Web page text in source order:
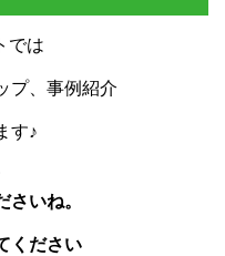
では
プ、事例紹介
す♪
いね。
ください